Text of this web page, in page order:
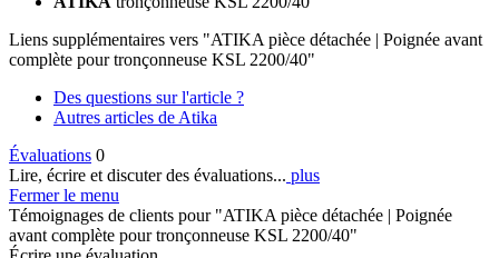
Liens supplémentaires vers "ATIKA pièce détachée | Poignée avant
complète pour tronçonneuse KSL 2200/40"
Des questions sur l'article ?
Autres articles de Atika
Évaluations 0
Lire, écrire et discuter des évaluations...
Fermer le menu
Témoignages de clients pour "ATIKA pièce détachée | Poignée
avant complète pour tronçonneuse KSL 2200/40"
Écrire une évaluation
Les évaluations sont activées après vérification.